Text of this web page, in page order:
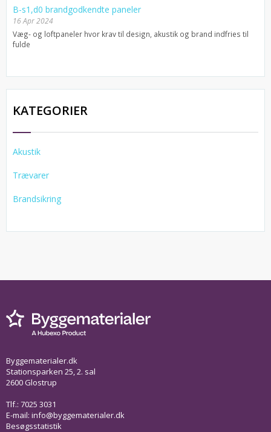
B-s1,d0 brandgodkendte paneler
16 Apr 2024
Væg- og loftpaneler hvor krav til design, akustik og brand indfries til
fulde
KATEGORIER
Akustik
Trævarer
Brandsikring
Byggematerialer.dk
Stationsparken 25, 2. sal
2600 Glostrup
Tlf.: 7025 3031
E-mail: info@byggematerialer.dk
Besøgsstatistik